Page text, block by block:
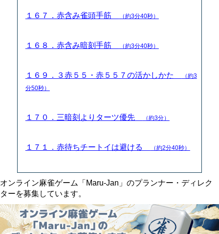
１６７．赤含み雀頭手筋 （約3分40秒）
１６８．赤含み暗刻手筋 （約3分40秒）
１６９．３赤５５・赤５５７の活かしかた
（約3
分50秒）
１７０．三暗刻よりターツ優先 （約3分）
１７１．赤待ちチートイは避ける （約2分40秒）
オンライン麻雀ゲーム「Maru-Jan」のプランナー・ディレク
ターを募集しています。